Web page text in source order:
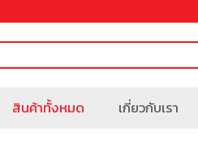
สินค้าทั้งหมด เกี่ยวกับเรา